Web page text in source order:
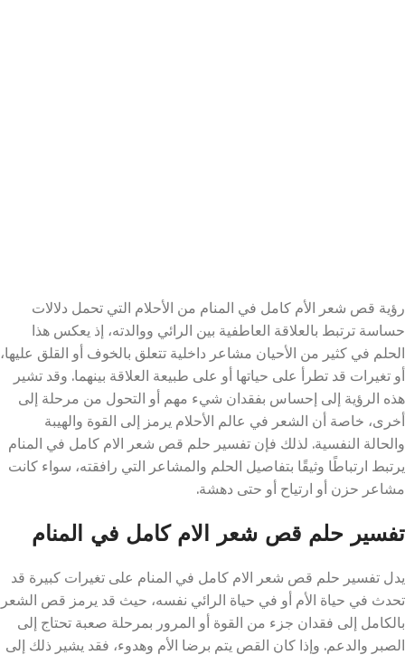
رؤية قص شعر الأم كامل في المنام من الأحلام التي تحمل دلالات
حساسة ترتبط بالعلاقة العاطفية بين الرائي ووالدته، إذ يعكس هذا
الحلم في كثير من الأحيان مشاعر داخلية تتعلق بالخوف أو القلق عليها،
أو تغيرات قد تطرأ على حياتها أو على طبيعة العلاقة بينهما. وقد تشير
هذه الرؤية إلى إحساس بفقدان شيء مهم أو التحول من مرحلة إلى
أخرى، خاصة أن الشعر في عالم الأحلام يرمز إلى القوة والهيبة
والحالة النفسية. لذلك فإن تفسير حلم قص شعر الام كامل في المنام
يرتبط ارتباطًا وثيقًا بتفاصيل الحلم والمشاعر التي رافقته، سواء كانت
مشاعر حزن أو ارتياح أو حتى دهشة.
تفسير حلم قص شعر الام كامل في المنام
يدل تفسير حلم قص شعر الام كامل في المنام على تغيرات كبيرة قد
تحدث في حياة الأم أو في حياة الرائي نفسه، حيث قد يرمز قص الشعر
بالكامل إلى فقدان جزء من القوة أو المرور بمرحلة صعبة تحتاج إلى
الصبر والدعم. وإذا كان القص يتم برضا الأم وهدوء، فقد يشير ذلك إلى